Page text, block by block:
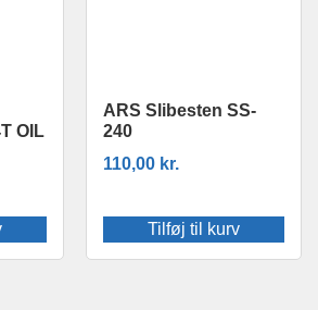
OIL
ARS Slibesten SS-
240
110,00 kr.
Tilføj til kurv